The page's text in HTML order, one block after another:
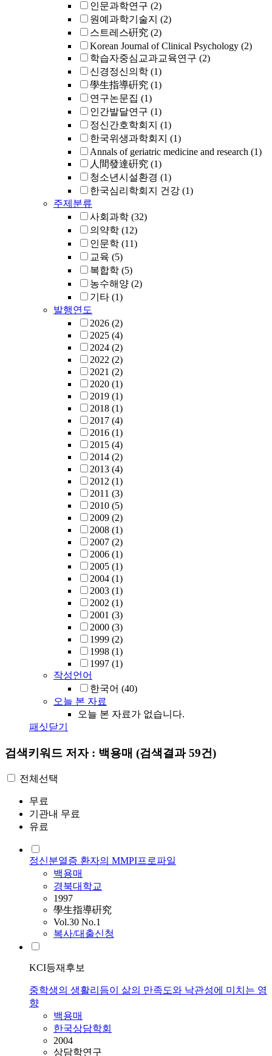
인문과학연구 (2)
원예과학기술지 (2)
스트레스硏究 (2)
Korean Journal of Clinical Psychology (2)
학습자중심교과교육연구 (2)
신경정신의학 (1)
學生指導硏究 (1)
연구논문집 (1)
인간발달연구 (1)
정신간호학회지 (1)
한국위생과학회지 (1)
Annals of geriatric medicine and research (1)
人間發達硏究 (1)
청소년시설환경 (1)
한국심리학회지 건강 (1)
주제분류
사회과학 (32)
의약학 (12)
인문학 (11)
교육 (5)
복합학 (5)
농수해양 (2)
기타 (1)
발행연도
2026 (2)
2025 (4)
2024 (2)
2022 (2)
2021 (2)
2020 (1)
2019 (1)
2018 (1)
2017 (4)
2016 (1)
2015 (4)
2014 (2)
2013 (4)
2012 (1)
2011 (3)
2010 (5)
2009 (2)
2008 (1)
2007 (2)
2006 (1)
2005 (1)
2004 (1)
2003 (1)
2002 (1)
2001 (3)
2000 (3)
1999 (2)
1998 (1)
1997 (1)
작성언어
한국어 (40)
오늘 본 자료
오늘 본 자료가 없습니다.
패싯닫기
검색키워드 저자 : 백용매 (검색결과 59건)
전체선택
무료
기관내 무료
유료
정신분열증 환자의 MMPI프로파일
백용매
경북대학교
1997
學生指導硏究
Vol.30 No.1
복사/대출신청
KCI등재후보
중학생의 생활리듬이 삶의 만족도와 낙관성에 미치는 영
향
백용매
한국상담학회
2004
상담학연구